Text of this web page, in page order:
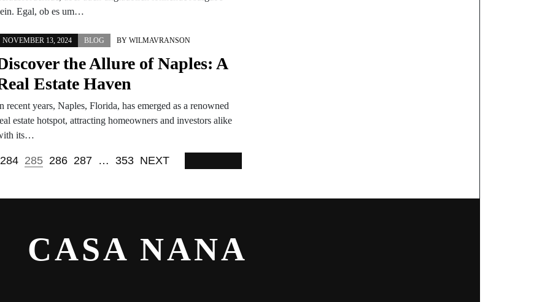
Egal, ob es um…
NOVEMBER 13, 2024 BLOG BY WILMAVRANSON
the Allure of Naples: A
Estate Haven
recent years, Naples, Florida, has emerged as a renowned
estate hotspot, attracting homeowners and investors alike
its…
284 285 286 287 … 353 NEXT
CASA NANA